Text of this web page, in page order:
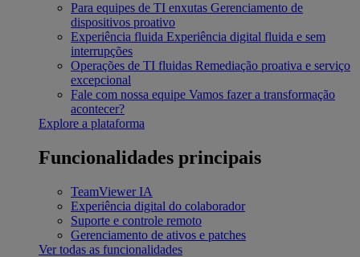
Para equipes de TI enxutas Gerenciamento de
dispositivos proativo
Experiência fluida Experiência digital fluida e sem
interrupções
Operações de TI fluidas Remediação proativa e serviço
excepcional
Fale com nossa equipe Vamos fazer a transformação
acontecer?
Explore a plataforma
Funcionalidades principais
TeamViewer IA
Experiência digital do colaborador
Suporte e controle remoto
Gerenciamento de ativos e patches
Ver todas as funcionalidades